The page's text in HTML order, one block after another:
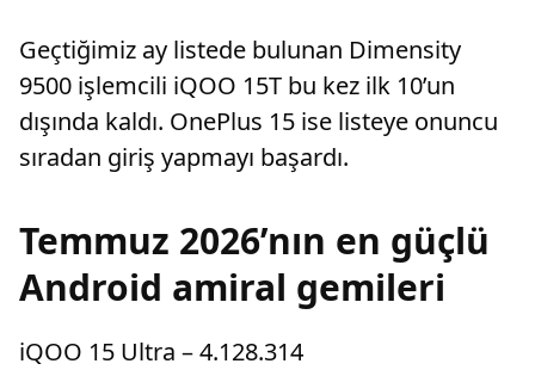
Geçtiğimiz ay listede bulunan Dimensity
9500 işlemcili iQOO 15T bu kez ilk 10’un
dışında kaldı. OnePlus 15 ise listeye onuncu
sıradan giriş yapmayı başardı.
Temmuz 2026’nın en güçlü
Android amiral gemileri
iQOO 15 Ultra – 4.128.314